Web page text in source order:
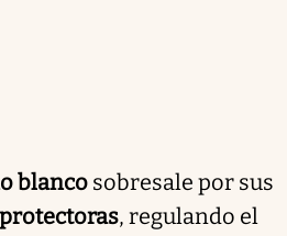
blanco sobresale por sus
, regulando el